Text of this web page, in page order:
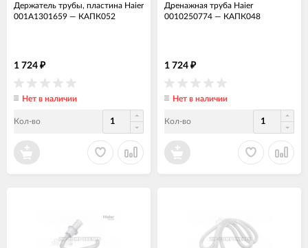
Держатель трубы, пластина Haier
001A1301659 — КАПК052
1 724 ₽
Нет в наличии
Кол-во
Дренажная труба Haier
0010250774 — КАПК048
1 724 ₽
Нет в наличии
Кол-во